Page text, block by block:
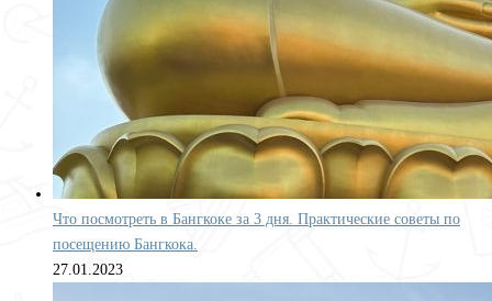
Что посмотреть в Бангкоке за 3 дня. Практические советы по
посещению Бангкока.
27.01.2023